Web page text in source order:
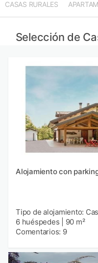
CASAS RURALES
Selección de
Alojamiento con
Tipo de alojamiento:
6 huéspedes
90 m²
Comentarios: 9